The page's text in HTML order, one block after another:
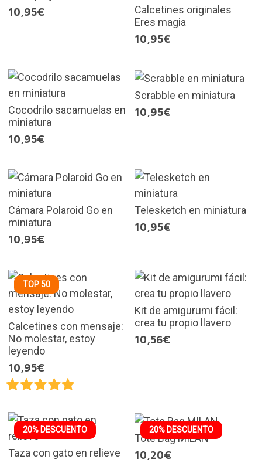
10,95€
Calcetines originales
Eres magia
10,95€
Cocodrilo sacamuelas en
miniatura
10,95€
Scrabble en miniatura
10,95€
Cámara Polaroid Go en
miniatura
10,95€
Telesketch en miniatura
10,95€
TOP 50
Calcetines con mensaje:
No molestar, estoy
leyendo
10,95€
Kit de amigurumi fácil:
crea tu propio llavero
10,56€
20% DESCUENTO
Taza con gato en relieve
20% DESCUENTO
Tote Bag MILAN
10,20€